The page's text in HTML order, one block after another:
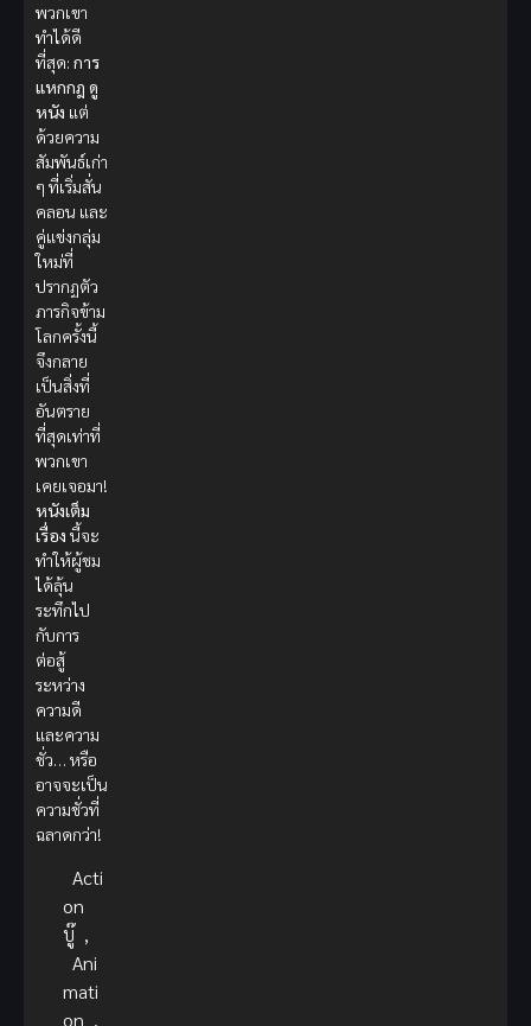
พวกเขา
ทำได้ดี
ที่สุด: การ
แหกกฎ ดู
หนัง แต่
ด้วยความ
สัมพันธ์เก่า
ๆ ที่เริ่มสั่น
คลอน และ
คู่แข่งกลุ่ม
ใหม่ที่
ปรากฏตัว
ภารกิจข้าม
โลกครั้งนี้
จึงกลาย
เป็นสิ่งที่
อันตราย
ที่สุดเท่าที่
พวกเขา
เคยเจอมา!
หนังเต็ม
เรื่อง นี้จะ
ทำให้ผู้ชม
ได้ลุ้น
ระทึกไป
กับการ
ต่อสู้
ระหว่าง
ความดี
และความ
ชั่ว… หรือ
อาจจะเป็น
ความชั่วที่
ฉลาดกว่า!
Acti
on
บู๊ ,
Ani
mati
on ,